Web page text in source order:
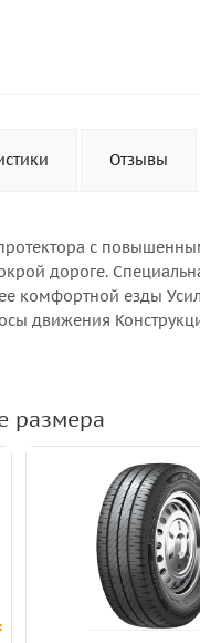
Отзывы
с
дороге.
комфортной езды
движения
размера